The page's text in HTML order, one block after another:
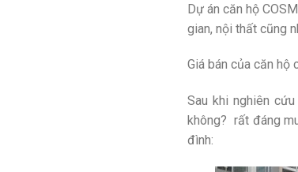
Dự án căn hộ
gian, nội thất cũng
Giá bán của căn hộ
Sau khi nghiên
không? rất đáng
đình: